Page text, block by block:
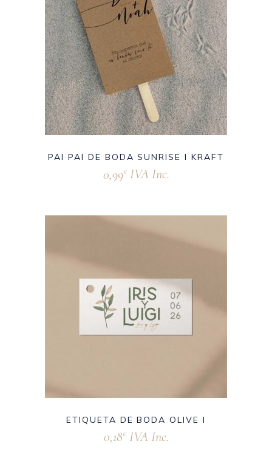
PAI PAI DE BODA SUNRISE I KRAFT
0,99€ IVA Inc.
ETIQUETA DE BODA OLIVE I
0,18€ IVA Inc.